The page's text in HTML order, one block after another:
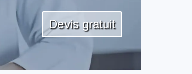
Devis gratuit